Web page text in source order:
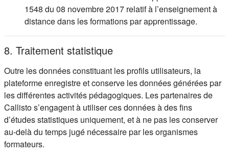
1548 du 08 novembre 2017 relatif à l’enseignement à
distance dans les formations par apprentissage.
8. Traitement statistique
Outre les données constituant les profils utilisateurs, la
plateforme enregistre et conserve les données générées par
les différentes activités pédagogiques. Les partenaires de
Callisto s’engagent à utiliser ces données à des fins
d’études statistiques uniquement, et à ne pas les conserver
au-delà du temps jugé nécessaire par les organismes
formateurs.